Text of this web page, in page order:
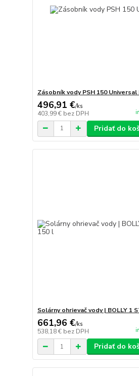
Zásobník vody PSH 150 Universal
496,91 €/ks
403,99 € bez DPH
Pridať do
Solárny ohrievač vody | BOLLY 1
661,96 €/ks
538,18 € bez DPH
Pridať do